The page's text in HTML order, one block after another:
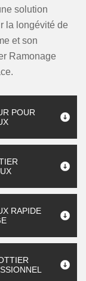
solution
la longévité de
et son
Ramonage
POUR
RAPIDE